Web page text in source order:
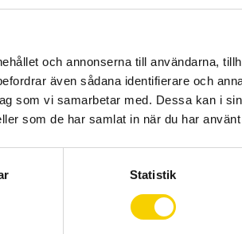
och annonserna till användarna,
även sådana identifierare och
som vi samarbetar med. Dessa kan i
som de har samlat in när du har
Statistik
Vibe Aluminium Compact
Vibe Aluminium Compact Svart